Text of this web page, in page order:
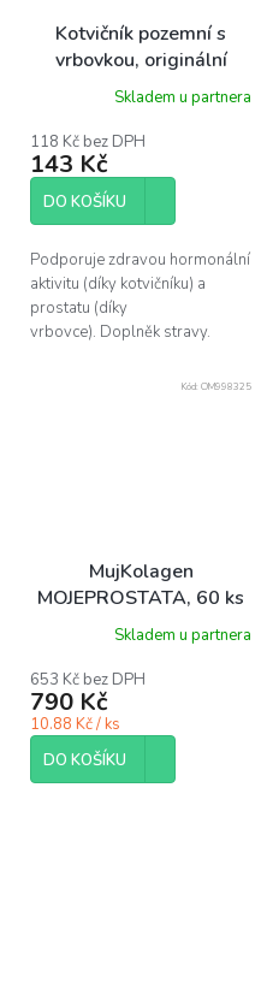
Kotvičník pozemní s
vrbovkou, originální
bylinné kapky, 50 ml Dr.
Skladem u partnera
118 Kč bez DPH
143 Kč
DO KOŠÍKU
Podporuje zdravou hormonální
aktivitu (díky kotvičníku) a
prostatu (díky
vrbovce). Doplněk stravy.
MujKolagen
MOJEPROSTATA, 60 ks
Skladem u partnera
653 Kč bez DPH
790 Kč
10.88 Kč / ks
DO KOŠÍKU
Kód: OM998325